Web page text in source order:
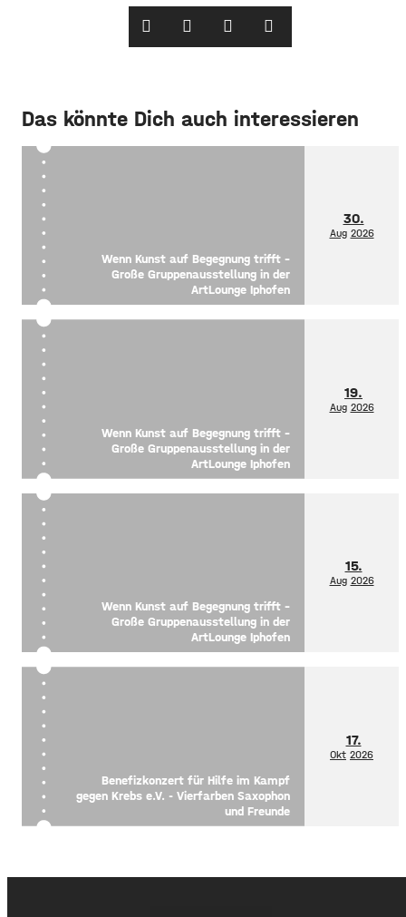
Das könnte Dich auch interessieren
Wenn Kunst auf Begegnung trifft –
Große Gruppenausstellung in der
ArtLounge Iphofen
30.
Aug 2026
Wenn Kunst auf Begegnung trifft –
Große Gruppenausstellung in der
ArtLounge Iphofen
19.
Aug 2026
Wenn Kunst auf Begegnung trifft –
Große Gruppenausstellung in der
ArtLounge Iphofen
15.
Aug 2026
Benefizkonzert für Hilfe im Kampf
gegen Krebs e.V. - Vierfarben Saxophon
und Freunde
17.
Okt 2026